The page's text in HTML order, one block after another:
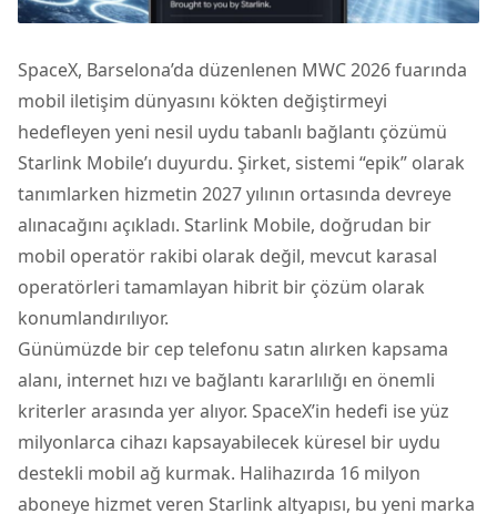
SpaceX, Barselona’da düzenlenen MWC 2026 fuarında
mobil iletişim dünyasını kökten değiştirmeyi
hedefleyen yeni nesil uydu tabanlı bağlantı çözümü
Starlink Mobile’ı duyurdu. Şirket, sistemi “epik” olarak
tanımlarken hizmetin 2027 yılının ortasında devreye
alınacağını açıkladı. Starlink Mobile, doğrudan bir
mobil operatör rakibi olarak değil, mevcut karasal
operatörleri tamamlayan hibrit bir çözüm olarak
konumlandırılıyor.
Günümüzde bir cep telefonu satın alırken kapsama
alanı, internet hızı ve bağlantı kararlılığı en önemli
kriterler arasında yer alıyor. SpaceX’in hedefi ise yüz
milyonlarca cihazı kapsayabilecek küresel bir uydu
destekli mobil ağ kurmak. Halihazırda 16 milyon
aboneye hizmet veren Starlink altyapısı, bu yeni marka